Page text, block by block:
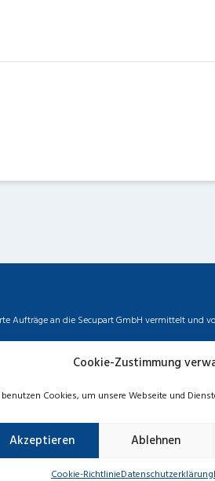
Cookie-Zustimmung
Cookies, um unsere Webseite und
Akzeptieren Ablehnen
Cookie-RichtlinieDatenschutzerklärung
Aufträge an die Secupart GmbH vermittelt und
Dienstleister zu unserem fairen Ortstarif
Auftrages können wir nicht für die
Entnehmen Sie die Daten und die Preise des